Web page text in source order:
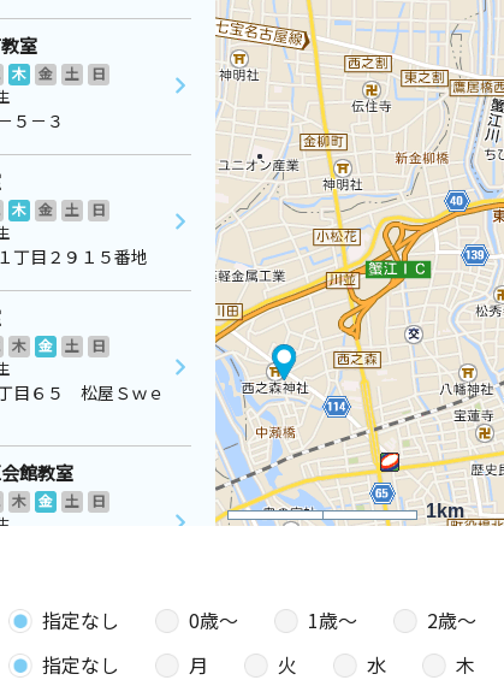
1km
室
木 金 土
日
５－３
木 金 土
日
丁目２９１５番地
木 金 土
日
目６５ 松屋Ｓｗｅ
館教室
木 金 土
日
木 金 土
日
指定なし 0歳〜 1歳〜 2歳〜
指定なし 月 火 水 木